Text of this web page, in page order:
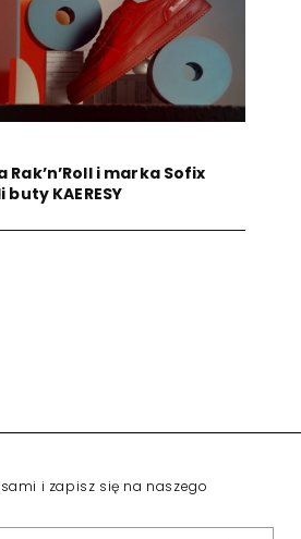
Rak’n’Roll i marka Sofix
KAERESY
i zapisz się na naszego